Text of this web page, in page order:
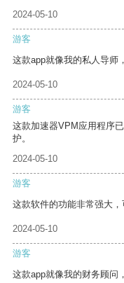
2024-05-10
游客
这款app就像我的私人导师
2024-05-10
游客
这款加速器VPM应用程序
护。
2024-05-10
游客
这款软件的功能非常强大，
2024-05-10
游客
这款app就像我的财务顾问